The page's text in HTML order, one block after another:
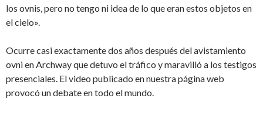
los ovnis, pero no tengo ni idea de lo que eran estos objetos en
el cielo».
Ocurre casi exactamente dos años después del avistamiento
ovni en Archway que detuvo el tráfico y maravilló a los testigos
presenciales. El video publicado en nuestra página web
provocó un debate en todo el mundo.